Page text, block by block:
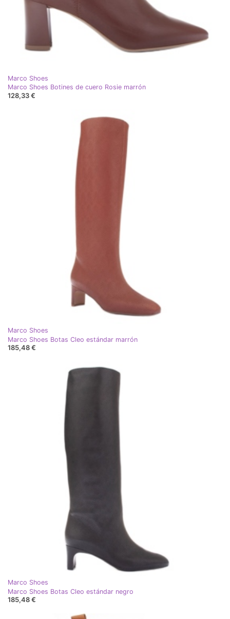
Marco Shoes
Marco Shoes Botines de cuero Rosie marrón
128,33 €
Marco Shoes
Marco Shoes Botas Cleo estándar marrón
185,48 €
Marco Shoes
Marco Shoes Botas Cleo estándar negro
185,48 €